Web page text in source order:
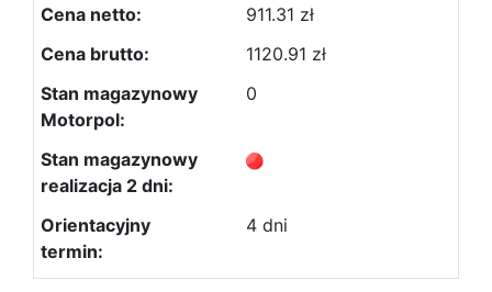
911.31 zł
1120.91 zł
0
4 dni